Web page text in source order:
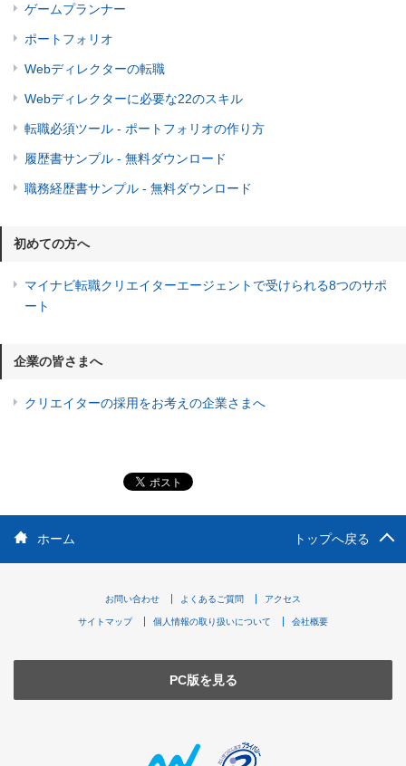
ゲームプランナー
ポートフォリオ
Webディレクターの転職
Webディレクターに必要な22のスキル
転職必須ツール - ポートフォリオの作り方
履歴書サンプル - 無料ダウンロード
職務経歴書サンプル - 無料ダウンロード
初めての方へ
マイナビ転職クリエイターエージェントで受けられる8つのサポ
ート
企業の皆さまへ
クリエイターの採用をお考えの企業さまへ
ホーム トップへ戻る
お問い合わせ よくあるご質問 アクセス
サイトマップ 個人情報の取り扱いについて 会社概要
PC版を見る